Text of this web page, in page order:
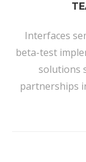
Interfaces
beta-test
solutions
partnerships